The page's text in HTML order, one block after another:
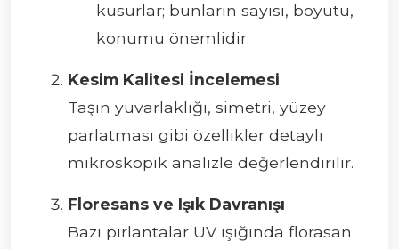
kusurlar; bunların sayısı, boyutu,
konumu önemlidir.
Kesim Kalitesi İncelemesi
Taşın yuvarlaklığı, simetri, yüzey
parlatması gibi özellikler detaylı
mikroskopik analizle değerlendirilir.
Floresans ve Işık Davranışı
Bazı pırlantalar UV ışığında florasan